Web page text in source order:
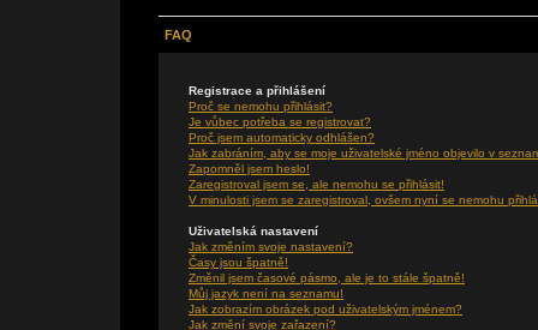
FAQ
Registrace a přihlášení
Proč se nemohu přihlásit?
Je vůbec potřeba se registrovat?
Proč jsem automaticky odhlášen?
Jak zabráním, aby se moje uživatelské jméno objevilo v
Zapomněl jsem heslo!
Zaregistroval jsem se, ale nemohu se přihlásit!
V minulosti jsem se zaregistroval, ovšem nyní se nemohu
Uživatelská nastavení
Jak změním svoje nastavení?
Časy jsou špatně!
Změnil jsem časové pásmo, ale je to stále špatně!
Můj jazyk není na seznamu!
Jak zobrazím obrázek pod uživatelským jménem?
Jak změní svoje zařazení?